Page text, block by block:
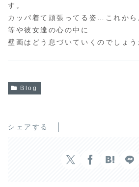
す。
カッパ着て頑張ってる姿…これから
等や彼女達の心の中に
壁画はどう息づいていくのでしょ
Blog
シェアする